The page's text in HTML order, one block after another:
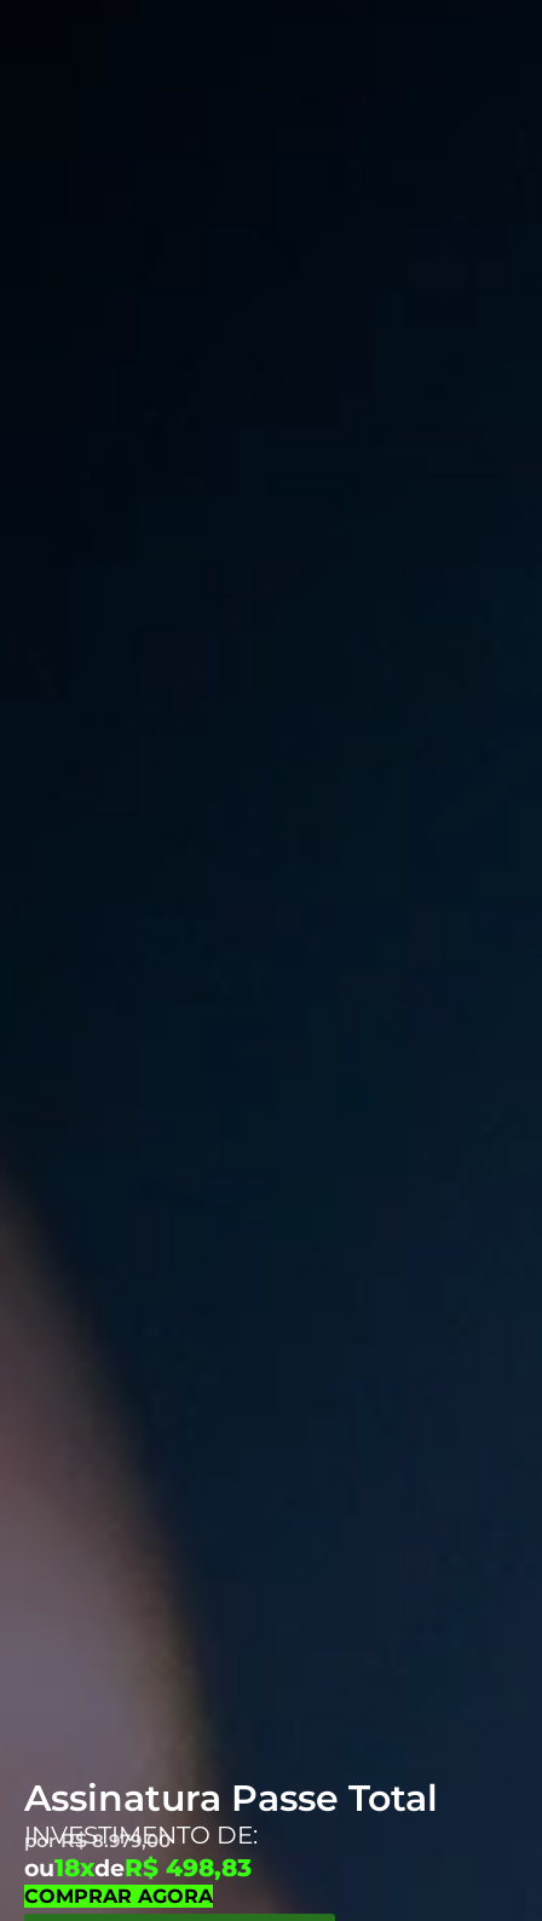
Assinatura Passe Total
INVESTIMENTO DE:
porR$8.979,00
ou18xdeR$ 498,83
COMPRAR AGORA